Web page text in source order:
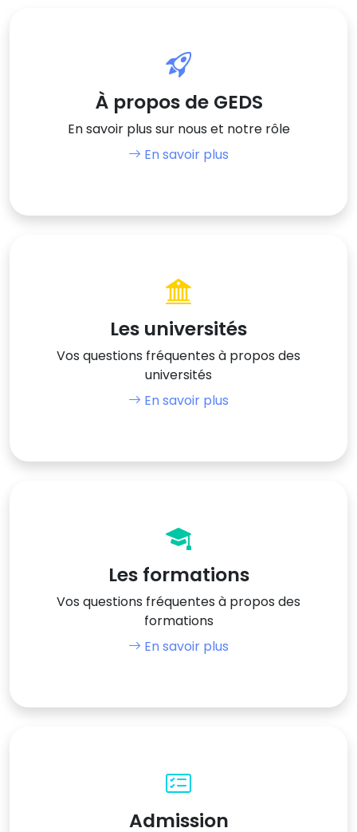
À propos de GEDS
En savoir plus sur nous et notre rôle
En savoir plus
Les universités
Vos questions fréquentes à propos des
universités
En savoir plus
Les formations
Vos questions fréquentes à propos des
formations
En savoir plus
Admission